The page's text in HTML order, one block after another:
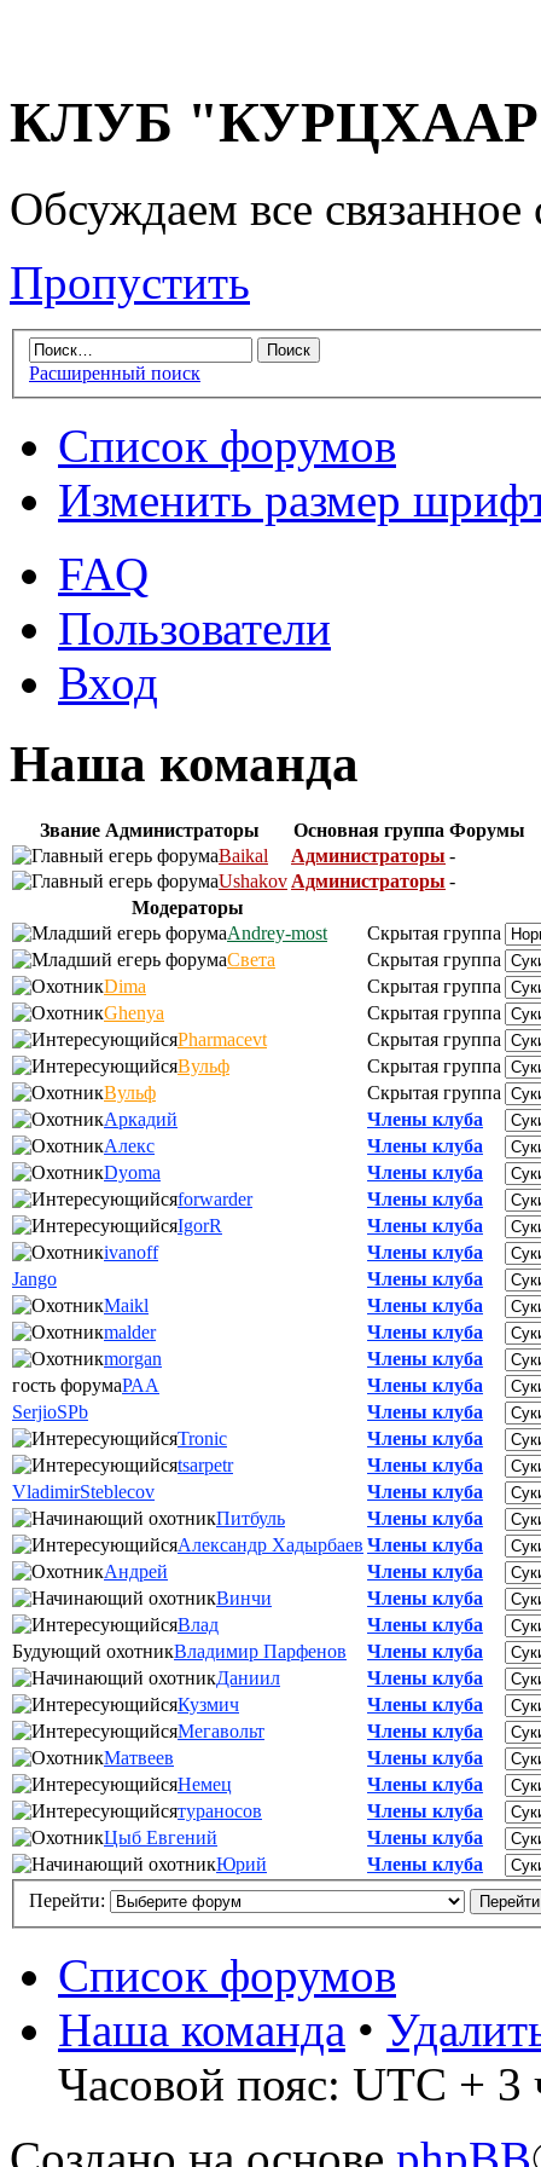
КЛУБ "КУРЦХААР"
Обсуждаем все
Пропустить
Расширенный поиск
Список форумов
Изменить размер
FAQ
Пользователи
Вход
Наша команда
Звание Администраторы Основная группа Форумы
Baikal
Администраторы -
Ushakov Администраторы -
Модераторы
Andrey-most
Скрытая группа
Света
Скрытая группа
Dima
Скрытая группа
Ghenya
Скрытая группа
Pharmacevt
Скрытая группа
Вульф
Скрытая группа
Вульф
Скрытая группа
Аркадий
Члены клуба
Алекс
Члены клуба
Dyoma
Члены клуба
forwarder
Члены клуба
IgorR
Члены клуба
ivanoff
Члены клуба
Jango
Члены клуба
Maikl
Члены клуба
malder
Члены клуба
morgan
Члены клуба
гость форумаРАА
Члены клуба
SerjioSPb
Члены клуба
Tronic
Члены клуба
tsarpetr
Члены клуба
VladimirSteblecov
Члены клуба
Питбуль
Члены клуба
Александр Хадырбаев Члены клуба
Андрей
Члены клуба
Винчи
Члены клуба
Влад
Члены клуба
Будующий охотникВладимир Парфенов
Члены клуба
Даниил
Члены клуба
Кузмич
Члены клуба
Мегавольт
Члены клуба
Матвеев
Члены клуба
Немец
Члены клуба
тураносов
Члены клуба
Цыб Евгений
Члены клуба
Юрий
Члены клуба
Перейти:
Список форумов
Наша команда •
Часовой пояс: UTC + 3